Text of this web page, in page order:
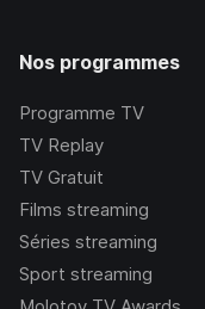
Nos programmes
Programme TV
TV Replay
TV Gratuit
Films streaming
Séries streaming
Sport streaming